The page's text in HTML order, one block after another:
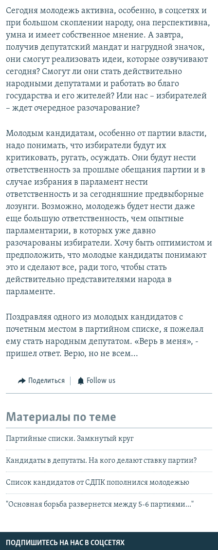
Сегодня молодежь активна, особенно, в соцсетях и
при большом скоплении народу, она перспективна,
умна и имеет собственное мнение. А завтра,
получив депутатский мандат и нагрудной значок,
они смогут реализовать идеи, которые озвучивают
сегодня? Смогут ли они стать действительно
народными депутатами и работать во благо
государства и его жителей? Или нас – избирателей
– ждет очередное разочарование?
Молодым кандидатам, особенно от партии власти,
надо понимать, что избиратели будут их
критиковать, ругать, осуждать. Они будут нести
ответственность за прошлые обещания партии и в
случае избрания в парламент нести
ответственность и за сегодняшние предвыборные
лозунги. Возможно, молодежь будет нести даже
еще большую ответственность, чем опытные
парламентарии, в которых уже давно
разочарованы избиратели. Хочу быть оптимистом и
предположить, что молодые кандидаты понимают
это и сделают все, ради того, чтобы стать
действительно представителями народа в
парламенте.
Поздравляя одного из молодых кандидатов с
почетным местом в партийном списке, я пожелал
ему стать народным депутатом. «Верь в меня», -
пришел ответ. Верю, но не всем...
Поделиться Follow us
Материалы по теме
Партийные списки. Замкнутый круг
Кандидаты в депутаты. На кого делают ставку партии?
Список кандидатов от СДПК пополнился молодежью
"Основная борьба развернется между 5-6 партиями..."
ПОДПИШИТЕСЬ НА НАС В СОЦСЕТЯХ